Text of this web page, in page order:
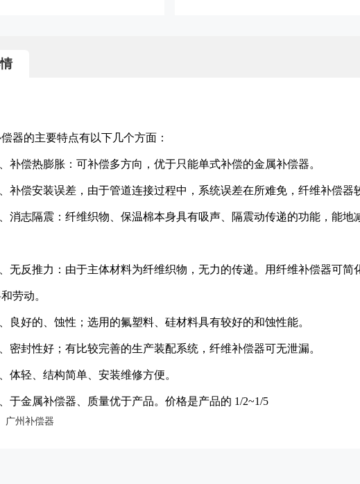
器的主要特点有以下几个方面：
偿热膨胀：可补偿多方向，优于只能单式补偿的金属补偿器。
偿安装误差，由于管道连接过程中，系统误差在所难免，纤维补偿器
志隔震：纤维织物、保温棉本身具有吸声、隔震动传递的功能，能地
反推力：由于主体材料为纤维织物，无力的传递。用纤维补偿器可简
劳动。
好的、蚀性；选用的氟塑料、硅材料具有较好的和蚀性能。
封性好；有比较完善的生产装配系统，纤维补偿器可无泄漏。
轻、结构简单、安装维修方便。
金属补偿器、质量优于产品。价格是产品的 1/2~1/5
广州补偿器